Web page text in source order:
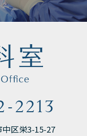
2213
区栄3-15-27